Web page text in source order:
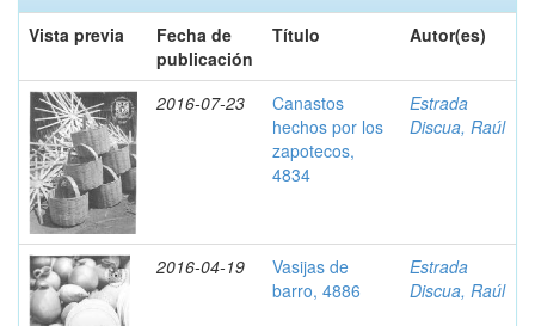
Vista previa
Fecha de
publicación
Título Autor(es)
2016-07-23
Canastos
hechos por los
zapotecos,
4834
Estrada
Discua, Raúl
2016-04-19
Vasijas de
barro, 4886
Estrada
Discua, Raúl